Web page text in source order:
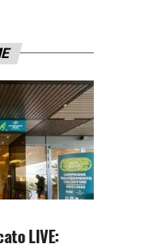
LIVE: